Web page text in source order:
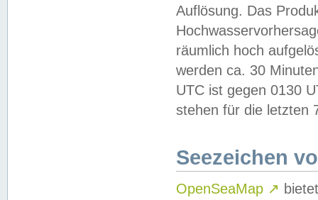
Auflösung. Das
räumlich hoch
werden ca. 30
UTC ist gegen 0130
stehen für die letzten
Seezeichen
OpenSeaMap ↗